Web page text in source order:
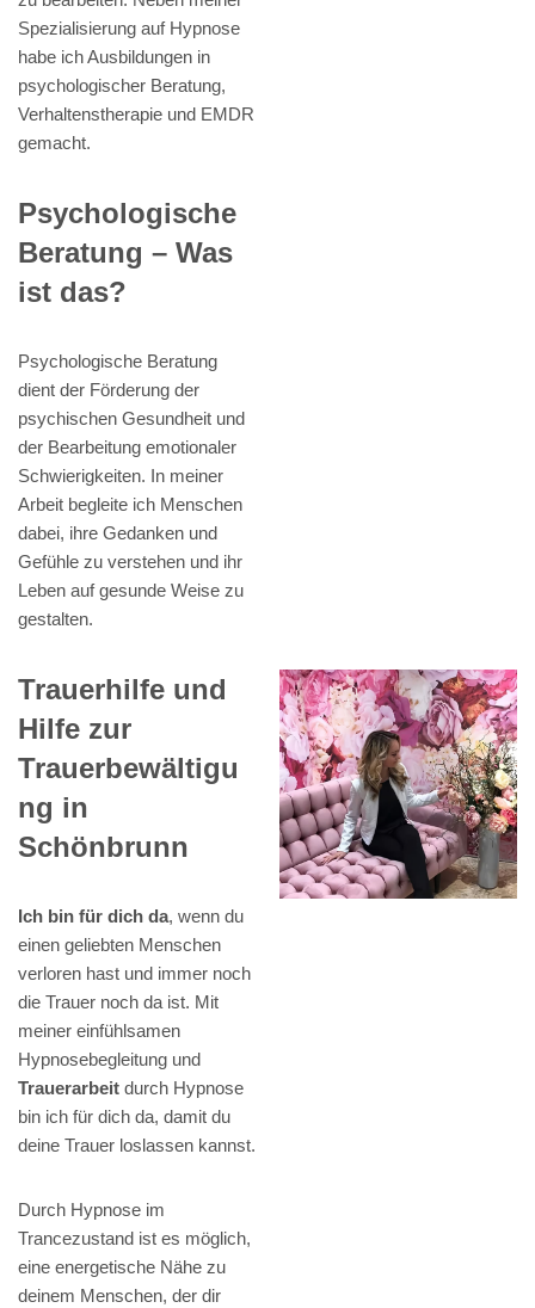
Spezialisierung auf Hypnose
habe ich Ausbildungen in
psychologischer Beratung,
Verhaltenstherapie und EMDR
gemacht.
Psychologische
Beratung – Was
ist das?
Psychologische Beratung
dient der Förderung der
psychischen Gesundheit und
der Bearbeitung emotionaler
Schwierigkeiten. In meiner
Arbeit begleite ich Menschen
dabei, ihre Gedanken und
Gefühle zu verstehen und ihr
Leben auf gesunde Weise zu
gestalten.
Trauerhilfe und
Hilfe zur
Trauerbewältigu
ng in
Schönbrunn
Ich bin für dich da, wenn du
einen geliebten Menschen
verloren hast und immer noch
die Trauer noch da ist. Mit
meiner einfühlsamen
Hypnosebegleitung und
Trauerarbeit durch Hypnose
bin ich für dich da, damit du
deine Trauer loslassen kannst.
Durch Hypnose im
Trancezustand ist es möglich,
eine energetische Nähe zu
deinem Menschen, der dir